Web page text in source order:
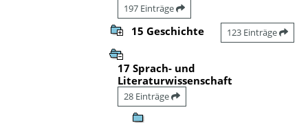
197 Einträge
15 Geschichte 123 Einträge
17 Sprach- und
Literaturwissenschaft
28 Einträge